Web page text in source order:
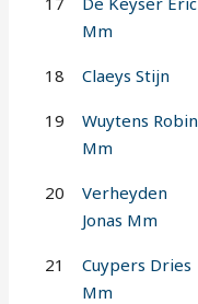
Mm
18 Claeys Stijn
19
Wuytens Robin
Mm
20
Verheyden
Jonas Mm
21
Cuypers Dries
Mm